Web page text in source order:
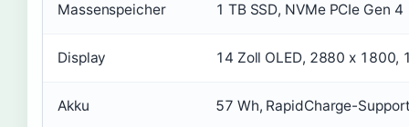
Massenspeicher 1 TB SSD, NVMe PCIe Gen 4
Display 14 Zoll OLED, 2880 x 1800,
Akku 57 Wh, RapidCharge-